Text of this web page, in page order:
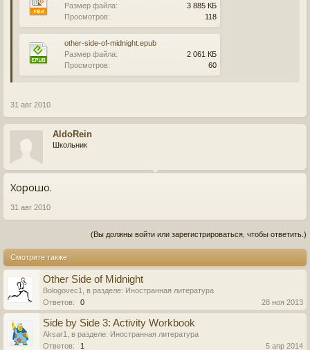
Размер файла:
3 885 КБ
Просмотров:
118
other-side-of-midnight.epub
Размер файла:
2 061 КБ
Просмотров:
60
31 авг 2010
AldoRein
Школьник
Хорошо.
31 авг 2010
(Вы должны войти или зарегистрироваться, чтобы ответить.)
Смотрите также
Other Side of Midnight
Bologovec1 , в разделе: Иностранная литература
Ответов:
0 28 ноя 2013
Side by Side 3: Activity Workbook
Aksar1 , в разделе: Иностранная литература
Ответов:
1 5 апр 2014